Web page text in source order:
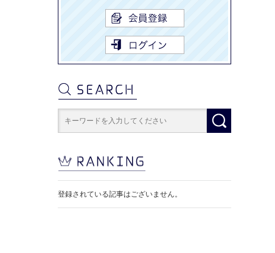
登録されている記事はございません。